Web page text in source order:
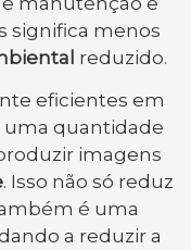
significa menos
reduzido.
eficientes em
quantidade
imagens
. Isso não só reduz
é uma
a reduzir a